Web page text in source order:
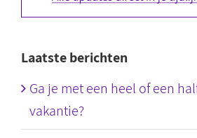
Laatste berichten
Ga je met een heel of een
vakantie?